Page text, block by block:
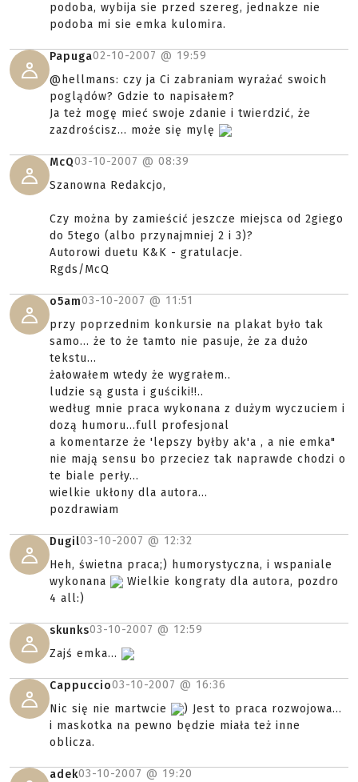
podoba, wybija sie przed szereg, jednakze nie
podoba mi sie emka kulomira.
Papuga02-10-2007 @ 19:59
@hellmans: czy ja Ci zabraniam wyrażać swoich
poglądów? Gdzie to napisałem?
Ja też mogę mieć swoje zdanie i twierdzić, że
zazdrościsz... może się mylę
McQ03-10-2007 @ 08:39
Szanowna Redakcjo,
Czy można by zamieścić jeszcze miejsca od 2giego
do 5tego (albo przynajmniej 2 i 3)?
Autorowi duetu K&K - gratulacje.
Rgds/McQ
o5am03-10-2007 @ 11:51
przy poprzednim konkursie na plakat było tak
samo... że to że tamto nie pasuje, że za dużo
tekstu...
żałowałem wtedy że wygrałem..
ludzie są gusta i guściki!!..
według mnie praca wykonana z dużym wyczuciem i
dozą humoru...full profesjonal
a komentarze że 'lepszy byłby ak'a , a nie emka"
nie mają sensu bo przeciez tak naprawde chodzi o
te biale perły...
wielkie ukłony dla autora...
pozdrawiam
Dugil03-10-2007 @ 12:32
Heh, świetna praca;) humorystyczna, i wspaniale
wykonana
Wielkie kongraty dla autora, pozdro
4 all:)
skunks03-10-2007 @ 12:59
Zajś emka...
Cappuccio03-10-2007 @ 16:36
Nic się nie martwcie
) Jest to praca rozwojowa...
i maskotka na pewno będzie miała też inne
oblicza.
adek03-10-2007 @ 19:20